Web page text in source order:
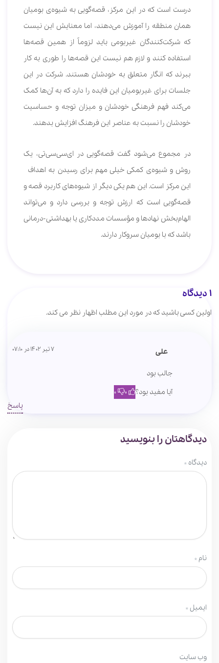
درست است که در این مرکز، قصه‌گویی به شیوه‌ی بومیان
همان منطقه را آموزش می‌دهند، اما معنایش این نیست
که شرکت‌کنندگان غیربومی باید لزوماً از همین قصه‌ها
استفاده کنند و لازم هم نیست این قصه‌ها را طوری به کار
ببرند که انگار متعلق به خودشان هستند. شرکت در این
جلسات برای غیربومیان این فایده را دارد که به آن‌ها کمک
می‌کند فهم فرهنگی خودشان و میزان توجه و حساسیت
خودشان را نسبت به عناصر این فرهنگ افزایش بدهند.
در مجموع می‌شود گفت قصه‌گویی در ای‌سی‌سی‌تی، یک
روش و شیوه‌ی کمکی خیلی مهم برای رسیدن به اهداف
این مرکز است. این هم یکی دیگر از شیوه‌های کاربرد قصه و
قصه‌گویی است که ارزش توجه و بررسی دارد و می‌تواند
الهام‌بخش نهادها و مؤسسات مددکاری یا بهداشتی-درمانی
باشد که با بومیان سروکار دارند.
1 دیدگاه
اولین کسی باشید که در مورد این مطلب اظهار نظر می کند.
علی 7 تیر 1402 در 07:10
جالب بود
آیا مفید بود؟
0
0
پاسخ
دیدگاهتان را بنویسید
دیدگاه *
نام *
ایمیل *
وب‌ سایت